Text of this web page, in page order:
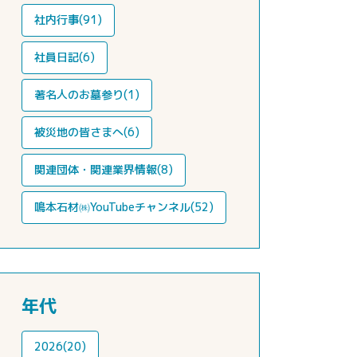
社内行事(91)
社員日記(6)
著名人のお墓参り(1)
被災地の皆さまへ(6)
関連団体・関連業界情報(8)
鳴本石材㈱YouTubeチャンネル(52)
年代
2026(20)